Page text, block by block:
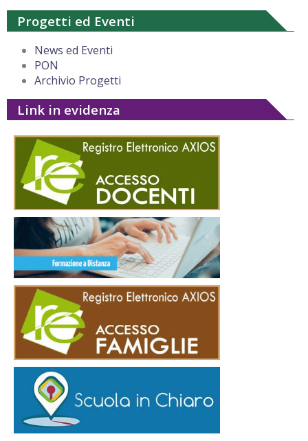
Progetti ed Eventi
News ed Eventi
PON
Archivio Progetti
Link in evidenza